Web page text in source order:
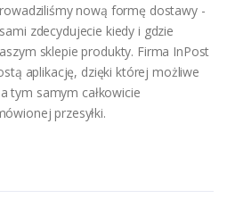
nową formę dostawy -
zdecydujecie kiedy i gdzie
sklepie produkty. Firma InPost
aplikację, dzięki której możliwe
tym samym całkowicie
przesyłki.